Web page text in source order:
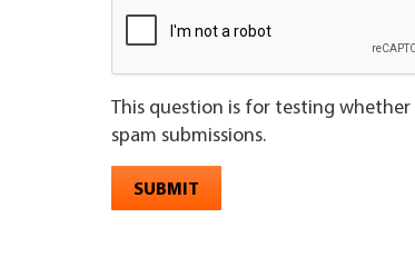
This question is for testing
spam submissions.
SUBMIT